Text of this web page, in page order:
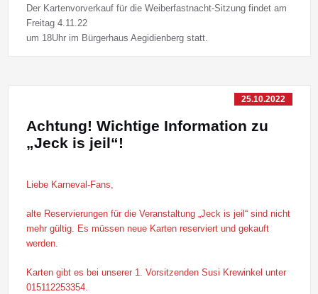
Der Kartenvorverkauf für die Weiberfastnacht-Sitzung findet am
Freitag 4.11.22
um 18Uhr im Bürgerhaus Aegidienberg statt.
25.10.2022
Achtung! Wichtige Information zu
„Jeck is jeil“!
Liebe Karneval-Fans,
alte Reservierungen für die Veranstaltung „Jeck is jeil“ sind nicht
mehr gültig. Es müssen neue Karten reserviert und gekauft
werden.
Karten gibt es bei unserer 1. Vorsitzenden Susi Krewinkel unter
015112253354.